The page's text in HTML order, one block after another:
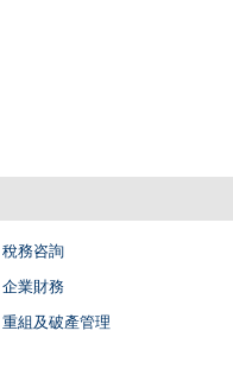
稅務咨詢
企業財務
重組及破產管理